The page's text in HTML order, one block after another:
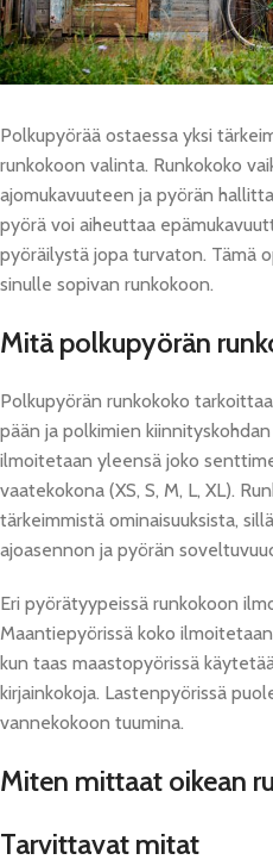
Polkupyörää ostaessa yksi
runkokoon valinta. Runkokoko
ajomukavuuteen ja pyörän
pyörä voi aiheuttaa
pyöräilystä jopa turvaton. Tämä
sinulle sopivan runkokoon.
Mitä polkupyörän
Polkupyörän runkokoko
pään ja polkimien
ilmoitetaan yleensä joko
vaatekokona (XS, S, M, L, XL).
tärkeimmistä ominaisuuksista,
ajoasennon ja pyörän
Eri pyörätyypeissä runkokoon
Maantiepyörissä koko
kun taas maastopyörissä
kirjainkokoja. Lastenpyörissä
vannekokoon tuumina.
Miten mittaat oikean
Tarvittavat mitat